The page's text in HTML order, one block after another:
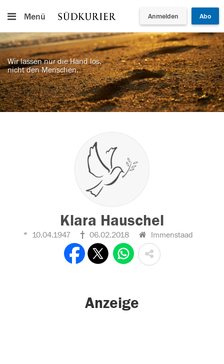
Menü Anmelden Abo
Wir lassen nur die Hand los,
nicht den Menschen.
Klara Hauschel
10.04.1947 06.02.2018 Immenstaad
Anzeige